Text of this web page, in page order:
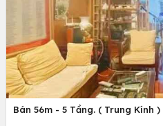
Bán 56m - 5 Tầng. ( Trung Kính